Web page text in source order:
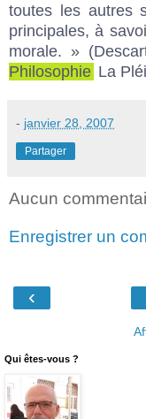
toutes les autres
principales, à
morale. »
Philosophie La
- janvier 28, 2007
Partager
Aucun
Enregistrer un
‹
Qui êtes-vous ?